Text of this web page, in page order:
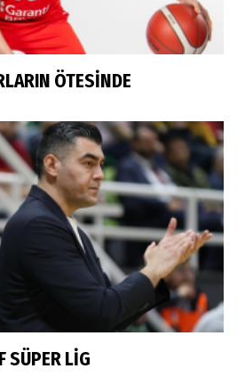
İKİ BÜYÜK HİKÂYE
Abisi
ÖTESİNDE
SÜPER LİG